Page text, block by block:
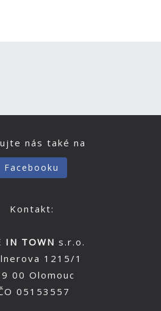
nás také na
Facebooku
Kontakt:
IN TOWN s.r.o.
1215/1
00 Olomouc
05153557